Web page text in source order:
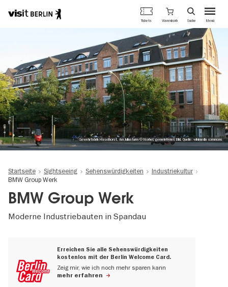
Berlins
Menü
Tickets Warenkorb Suche
Gewehrfabrik Haselhorst, Am Juliusturm © Norhei, gemeinfreies Bild, Quelle: wikimedia commons
Startseite Sightseeing Sehenswürdigkeiten
Industriekultur
BMW Group Werk
BMW Group Werk
Moderne Industriebauten in Spandau
Erreichen Sie alle Sehenswürdigkeiten
kostenlos mit der Berlin Welcome Card.
Zeig mir, wie ich noch mehr sparen kann
mehr erfahren